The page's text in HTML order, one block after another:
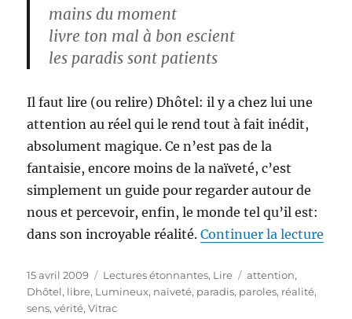
mains du moment
livre ton mal à bon escient
les paradis sont patients
Il faut lire (ou relire) Dhôtel: il y a chez lui une
attention au réel qui le rend tout à fait inédit,
absolument magique. Ce n’est pas de la
fantaisie, encore moins de la naïveté, c’est
simplement un guide pour regarder autour de
nous et percevoir, enfin, le monde tel qu’il est:
dans son incroyable réalité.Continuer la lecture
Publié
le
15 avril 2009 Catégories
Lectures étonnantes, Lire Étiquettes
attention,
Dhôtel, libre, Lumineux, naïveté, paradis, paroles, réalité,
sens,vérité,Vitrac